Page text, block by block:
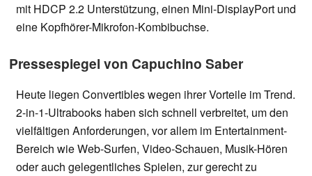
mit HDCP 2.2 Unterstützung, einen Mini-DisplayPort und
eine Kopfhörer-Mikrofon-Kombibuchse.
Pressespiegel von Capuchino Saber
Heute liegen Convertibles wegen ihrer Vorteile im Trend.
2-in-1-Ultrabooks haben sich schnell verbreitet, um den
vielfältigen Anforderungen, vor allem im Entertainment-
Bereich wie Web-Surfen, Video-Schauen, Musik-Hören
oder auch gelegentliches Spielen, zur gerecht zu